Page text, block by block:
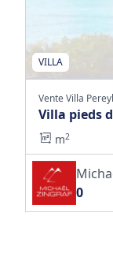
VILLA
Vente Villa
Villa pieds
m2
0